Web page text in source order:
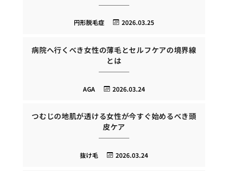
2026.03.25
円形脱毛症
病院へ行くべき女性の薄毛とセルフケアの境界線
とは
2026.03.24
AGA
つむじの地肌が透ける女性が今すぐ始めるべき頭
皮ケア
2026.03.24
抜け毛